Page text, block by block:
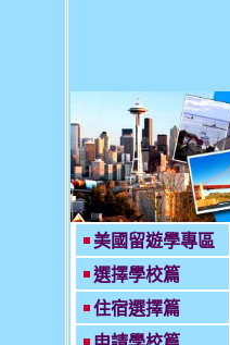
美國留遊學專區
選擇學校篇
住宿選擇篇